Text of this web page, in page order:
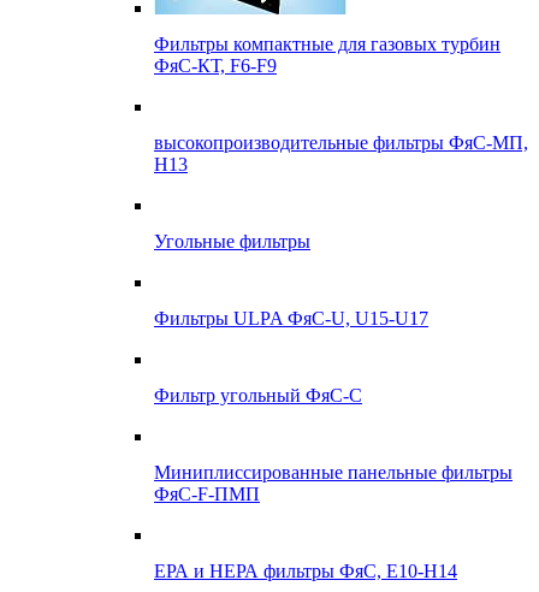
Фильтры компактные для газовых турбин
ФяС-КТ, F6-F9
высокопроизводительные фильтры ФяС-МП,
Н13
Угольные фильтры
Фильтры ULPA ФяС-U, U15-U17
Фильтр угольный ФяС-С
Миниплиссированные панельные фильтры
ФяС-F-ПМП
ЕРА и НЕРА фильтры ФяС, E10-H14